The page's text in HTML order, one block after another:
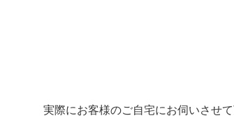
実際にお客様のご自宅にお伺いさせ